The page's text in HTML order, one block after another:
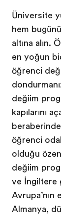
Üniversite
hem
altına alın.
en yoğun
öğrenci
değişim
kapılarını
öğrenci
olduğu
değişim
ve İngiltere
Avrupa’nın
Almanya,